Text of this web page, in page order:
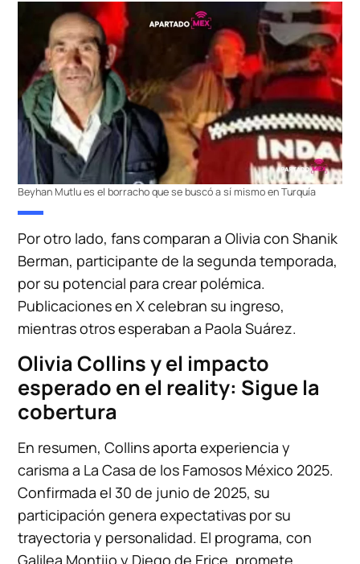
Beyhan Mutlu es el borracho que se buscó a sí mismo en Turquía
Por otro lado, fans comparan a Olivia con Shanik
Berman, participante de la segunda temporada,
por su potencial para crear polémica.
Publicaciones en X celebran su ingreso,
mientras otros esperaban a Paola Suárez.
Olivia Collins y el impacto
esperado en el reality: Sigue la
cobertura
En resumen, Collins aporta experiencia y
carisma a La Casa de los Famosos México 2025.
Confirmada el 30 de junio de 2025, su
participación genera expectativas por su
trayectoria y personalidad. El programa, con